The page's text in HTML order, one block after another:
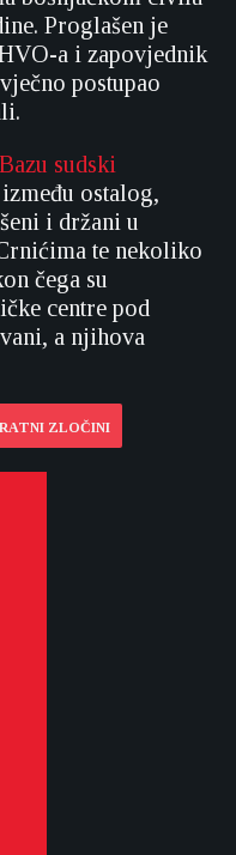
Proglašen je
a i zapovjednik
postupao
sudski
ostalog,
i držani u
te nekoliko
čega su
centre pod
a njihova
RATNI ZLOČINI